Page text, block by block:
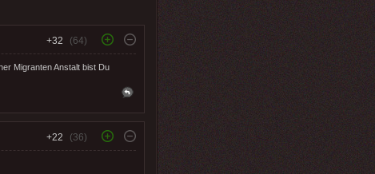
+32 (64)
Migranten Anstalt bist Du
+22 (36)